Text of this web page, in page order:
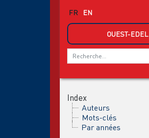
FR EN
OUEST-EDEL
Index
Auteurs
Mots-clés
Par années